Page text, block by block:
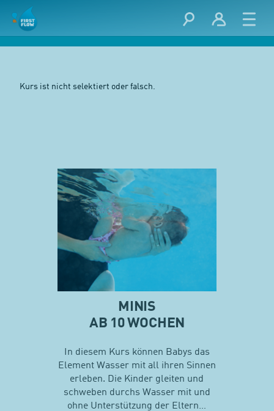
Kurs ist nicht selektiert oder falsch.
MINIS
AB 10 WOCHEN
In diesem Kurs können Babys das
Element Wasser mit all ihren Sinnen
erleben. Die Kinder gleiten und
schweben durchs Wasser mit und
ohne Unterstützung der Eltern…